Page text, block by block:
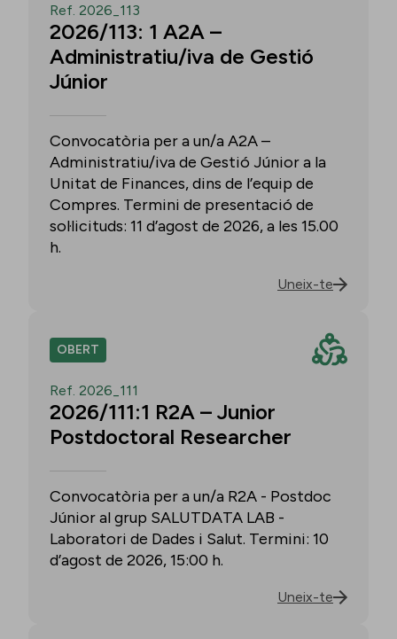
Ref. 2026_113
2026/113: 1 A2A –
Administratiu/iva de Gestió
Júnior
Convocatòria per a un/a A2A –
Administratiu/iva de Gestió Júnior a la
Unitat de Finances, dins de l’equip de
Compres. Termini de presentació de
sol·licituds: 11 d’agost de 2026, a les 15.00
h.
Uneix-te
OBERT
Ref. 2026_111
2026/111:1 R2A – Junior
Postdoctoral Researcher
Convocatòria per a un/a R2A - Postdoc
Júnior al grup SALUTDATA LAB -
Laboratori de Dades i Salut. Termini: 10
d’agost de 2026, 15:00 h.
Uneix-te